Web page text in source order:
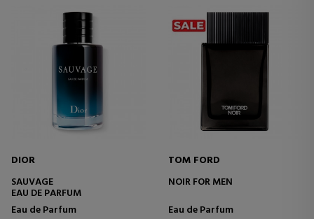
DIOR
SAUVAGE
EAU DE PARFUM
Eau de Parfum
TOM FORD
NOIR FOR MEN
Eau de Parfum